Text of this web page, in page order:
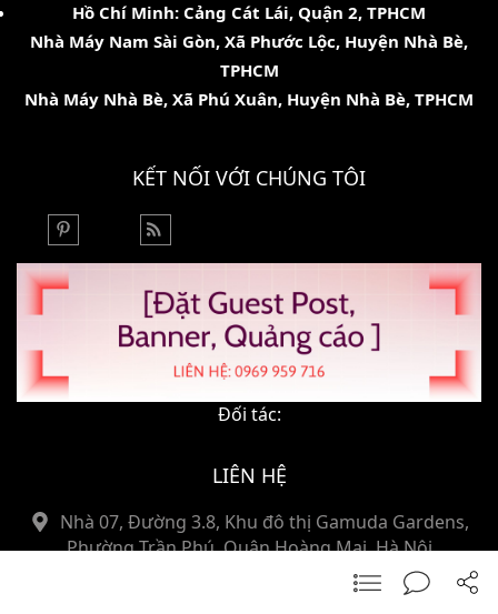
Hồ Chí Minh: Cảng Cát Lái, Quận 2, TPHCM
Nhà Máy Nam Sài Gòn, Xã Phước Lộc, Huyện Nhà Bè,
TPHCM
Nhà Máy Nhà Bè, Xã Phú Xuân, Huyện Nhà Bè, TPHCM
KẾT NỐI VỚI CHÚNG TÔI
Đối tác:
LIÊN HỆ
Nhà 07, Đường 3.8, Khu đô thị Gamuda Gardens,
Phường Trần Phú, Quận Hoàng Mai, Hà Nội